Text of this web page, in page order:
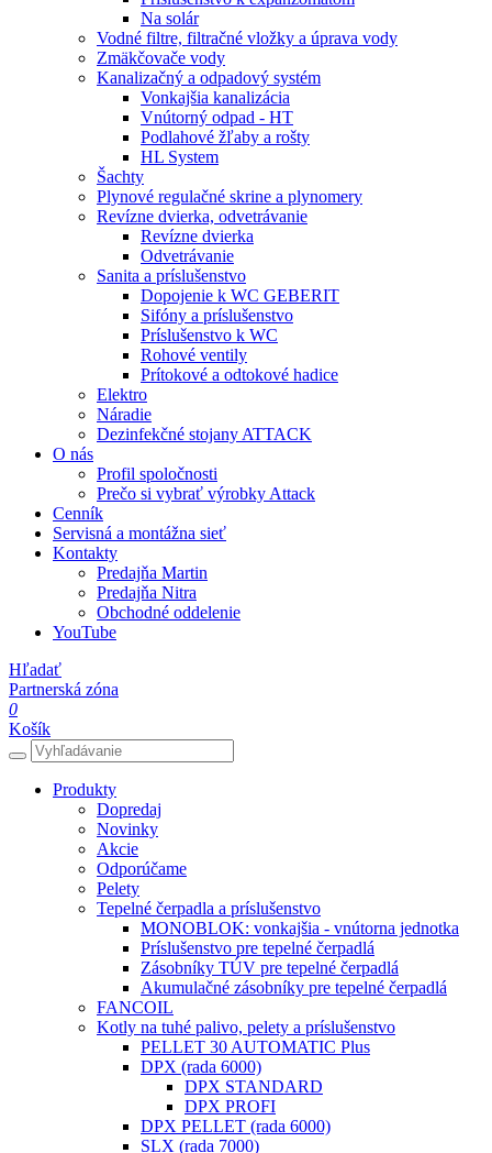
Na solár
Vodné filtre, filtračné vložky a úprava vody
Zmäkčovače vody
Kanalizačný a odpadový systém
Vonkajšia kanalizácia
Vnútorný odpad - HT
Podlahové žľaby a rošty
HL System
Šachty
Plynové regulačné skrine a plynomery
Revízne dvierka, odvetrávanie
Revízne dvierka
Odvetrávanie
Sanita a príslušenstvo
Dopojenie k WC GEBERIT
Sifóny a príslušenstvo
Príslušenstvo k WC
Rohové ventily
Prítokové a odtokové hadice
Elektro
Náradie
Dezinfekčné stojany ATTACK
O nás
Profil spoločnosti
Prečo si vybrať výrobky Attack
Cenník
Servisná a montážna sieť
Kontakty
Predajňa Martin
Predajňa Nitra
Obchodné oddelenie
YouTube
Hľadať
Partnerská zóna
0
Košík
Produkty
Dopredaj
Novinky
Akcie
Odporúčame
Pelety
Tepelné čerpadla a príslušenstvo
MONOBLOK: vonkajšia - vnútorna jednotka
Príslušenstvo pre tepelné čerpadlá
Zásobníky TÚV pre tepelné čerpadlá
Akumulačné zásobníky pre tepelné čerpadlá
FANCOIL
Kotly na tuhé palivo, pelety a príslušenstvo
PELLET 30 AUTOMATIC Plus
DPX (rada 6000)
DPX STANDARD
DPX PROFI
DPX PELLET (rada 6000)
SLX (rada 7000)